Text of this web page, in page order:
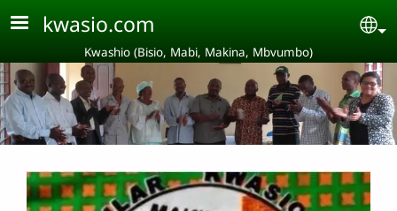
Aller au contenu principal
kwasio.com
Kwashio (Bisio, Mabi, Makina, Mbvumbo)